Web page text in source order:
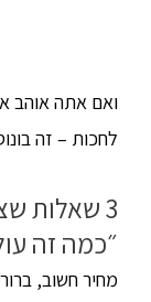
ואם אתה אוהב
לחכות – זה
3 שאלות
״כמה זה
מחיר חשוב,